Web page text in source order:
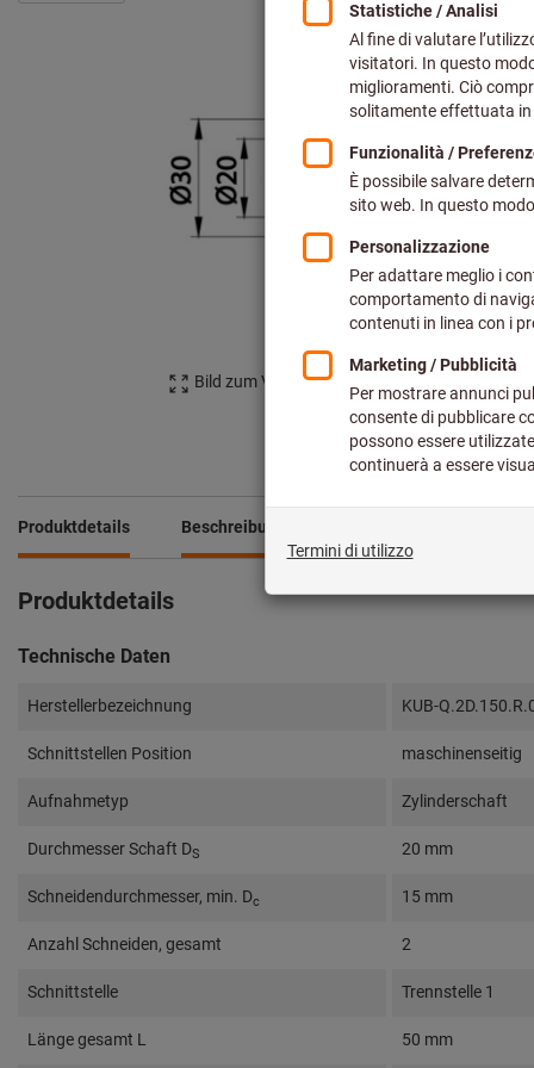
Bild zum Vergrößern anklicken
Produktdetails Beschreibung
Produktdetails
Technische Daten
Herstellerbezeichnung KUB-
Schnittstellen Position maschinenseitig
Aufnahmetyp Zylinderschaft
Durchmesser Schaft DS 20 mm
Schneidendurchmesser, min. Dc 15 mm
Anzahl Schneiden, gesamt 2
Schnittstelle Trennstelle 1
Länge gesamt L 50 mm